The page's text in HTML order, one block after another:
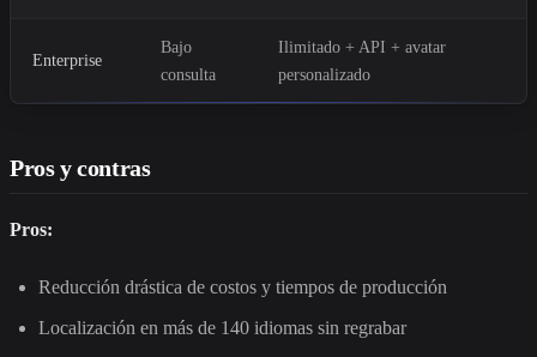
Enterprise
Bajo
consulta
Ilimitado + API + avatar
personalizado
Pros y contras
Pros:
Reducción drástica de costos y tiempos de producción
Localización en más de 140 idiomas sin regrabar